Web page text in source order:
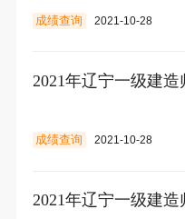
成绩查询 2021-10-28
2021年辽宁一级建
成绩查询 2021-10-28
2021年辽宁一级建造